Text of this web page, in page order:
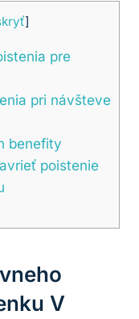
]
pre
pri návšteve
benefity
poistenie
V